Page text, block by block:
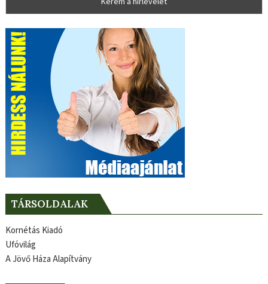
TÁRSOLDALAK
Kornétás Kiadó
Ufóvilág
A Jövő Háza Alapítvány